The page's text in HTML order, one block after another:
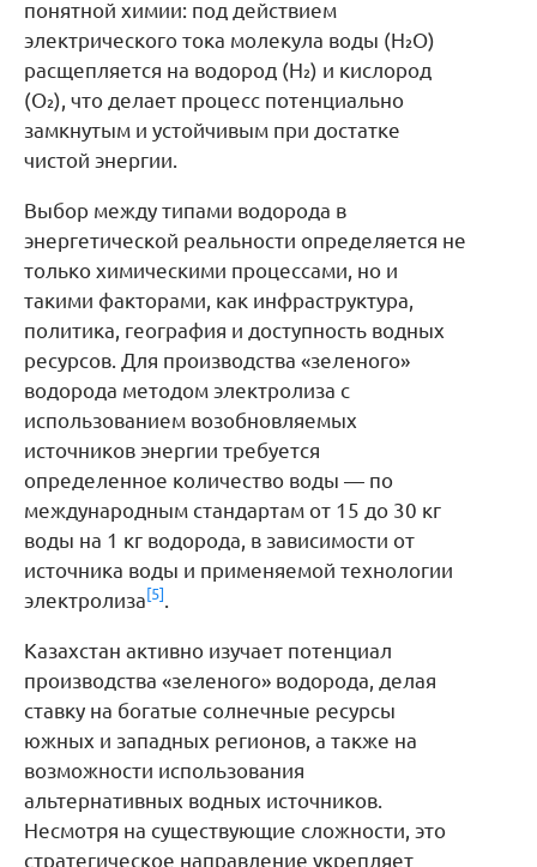
понятной химии: под действием
электрического тока молекула воды (H₂O)
расщепляется на водород (H₂) и кислород
(O₂), что делает процесс потенциально
замкнутым и устойчивым при достатке
чистой энергии.
Выбор между типами водорода в
энергетической реальности определяется не
только химическими процессами, но и
такими факторами, как инфраструктура,
политика, география и доступность водных
ресурсов. Для производства «зеленого»
водорода методом электролиза с
использованием возобновляемых
источников энергии требуется
определенное количество воды — по
международным стандартам от 15 до 30 кг
воды на 1 кг водорода, в зависимости от
источника воды и применяемой технологии
электролиза [5]
Казахстан активно изучает потенциал
производства «зеленого» водорода, делая
ставку на богатые солнечные ресурсы
южных и западных регионов, а также на
возможности использования
альтернативных водных источников.
Несмотря на существующие сложности, это
стратегическое направление укрепляет